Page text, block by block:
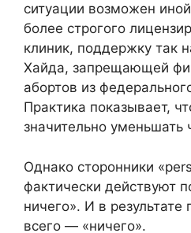
ситуации возможен
более строгого
клиник, поддержку так
Хайда, запрещающей
абортов из
Практика показывает,
значительно уменьшать
Однако сторонники
фактически действуют
ничего». И в
всего — «ничего».